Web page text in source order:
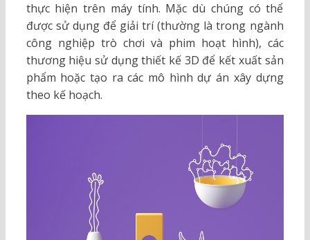
thực hiện trên máy tính. Mặc dù chúng có thể
được sử dụng để giải trí (thường là trong ngành
công nghiệp trò chơi và phim hoạt hình), các
thương hiệu sử dụng thiết kế 3D để kết xuất sản
phẩm hoặc tạo ra các mô hình dự án xây dựng
theo kế hoạch.